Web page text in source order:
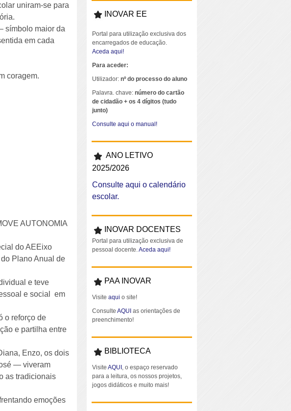
uniram-se para
símbolo maior da
em cada
coragem.
AUTONOMIA
do AEEixo
Plano Anual de
e teve
e social em
o reforço de
e partilha entre
Enzo, os dois
— viveram
as tradicionais
emoções
INOVAR EE
Portal para utilização exclusiva dos
encarregados de educação.
Aceda aqui!
Para aceder:
Utilizador: nº do processo do aluno
Palavra. chave:número do cartão
de cidadão + os 4 dígitos (tudo
junto)
Consulte aqui o manual!
ANO LETIVO
2025/2026
Consulte aqui o calendário
escolar.
INOVAR DOCENTES
Portal para utilização exclusiva de
pessoal docente.Aceda aqui!
PAA INOVAR
Visite aqui o site!
ConsulteAQUI as orientações de
preenchimento!
BIBLIOTECA
VisiteAQUI , o espaço reservado
para a leitura, os nossos projetos,
jogos didáticos e muito mais!